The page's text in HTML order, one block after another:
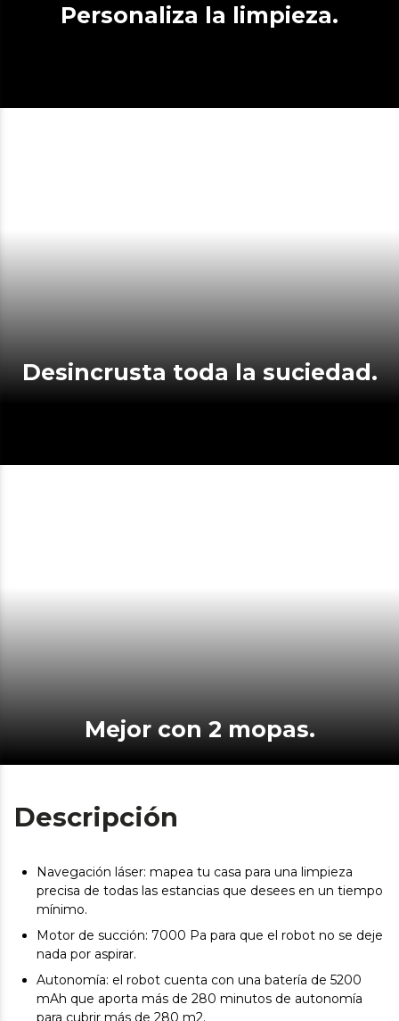
Personaliza la limpieza.
Desincrusta toda la suciedad.
Mejor con 2 mopas.
Descripción
Navegación láser: mapea tu casa para una limpieza
precisa de todas las estancias que desees en un tiempo
mínimo.
Motor de succión: 7000 Pa para que el robot no se deje
nada por aspirar.
Autonomía: el robot cuenta con una batería de 5200
mAh que aporta más de 280 minutos de autonomía
para cubrir más de 280 m2.